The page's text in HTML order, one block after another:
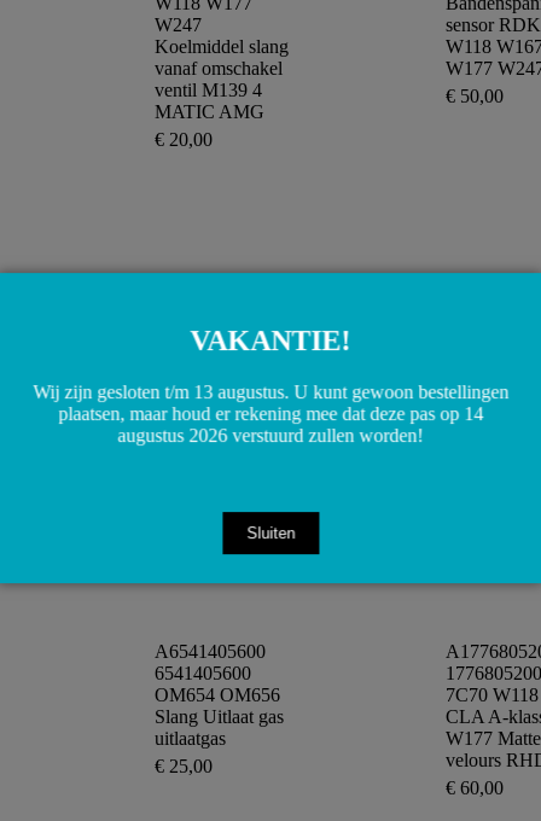
W247
Koelmiddel slang
vanaf omschakel
ventil M139 4
MATIC AMG
€ 20,00
sensor RDK
W118
W177
€ 50,00
6540704101 OM654
Brandstofdrukleiding
W118 W213 W257
W253
€25,00
Toevoegen aan
winkelwagen
links of
A6541405600
6541405600
OM654 OM656
Slang Uitlaat gas
uitlaatgas
€ 25,00
1776805200
7C70 W118
CLA A-
W177
velours
€ 60,00
VAKANTIE!
Wij zijn gesloten t/m 13 augustus. U kunt gewoon bestellingen
plaatsen, maar houd er rekening mee dat deze pas op 14
augustus 2026 verstuurd zullen worden!
Sluiten